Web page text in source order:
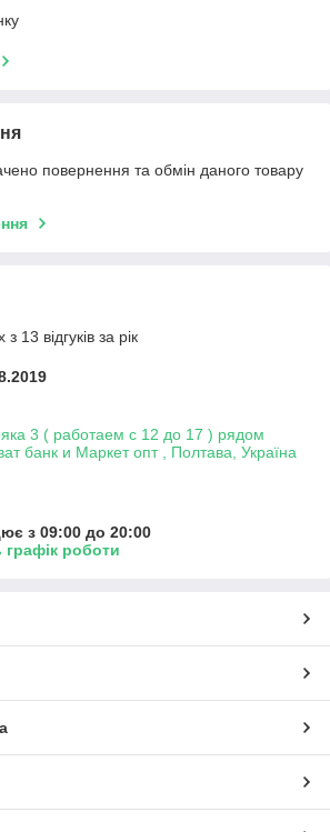
повернення та обмін даного товару
13 відгуків за рік
3 ( работаем с 12 до 17 ) рядом
банк и Маркет опт , Полтава, Україна
з 09:00 до 20:00
графік роботи